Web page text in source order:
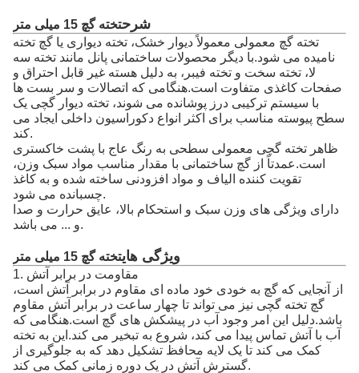
شرحتخته گچ 15 میلی متر
تخته گچ معمولی معمولاً دیوار خشک، تخته دیواری یا گچ تخته
نامیده می شود.با دیگر محصولات ساختمانی پانل مانند تخته سه
لا، تخته سخت و تخته فیبر، به دلیل هسته غیر قابل احتراق و
صفحات کاغذی متفاوت است.هنگامی که اتصالات و سر بست ها
با سیستم ترکیبی درز پوشانده می شوند، تخته دیوار گچی یک
سطح پیوسته مناسب برای اکثر انواع دکوراسیون داخلی ایجاد می
کند.
ظاهر تخته گچی معمولی سطحی به رنگ عاج با پشت خاکستری
است.عمدتاً از گچ ساختمانی با مقدار مناسب مواد سبک وزن،
تقویت کننده الیاف و مواد افزودنی ساخته شده و به کاغذ
چسبانده می شود.
دارای ویژگی های وزن سبک و استحکام بالا، عایق حرارت و صدا
و ... می باشد.
ویژگی هایتخته گچ 15 میلی متر
1. مقاومت در برابر آتش
از آنجایی که گچ به خودی خود ماده ای مقاوم در برابر آتش است،
گچ تخته گچی نیز می تواند تا چهار ساعت در برابر آتش مقاوم
باشد.دلیل این امر وجود آب در پیشکش های گچ است.هنگامی که
آب با آتش تماس پیدا می کند، شروع به تبخیر می کند.این به تخته
کمک می کند تا یک لایه محافظ تشکیل دهد که به جلوگیری از
گسترش آتش در یک دوره زمانی کمک می کند.